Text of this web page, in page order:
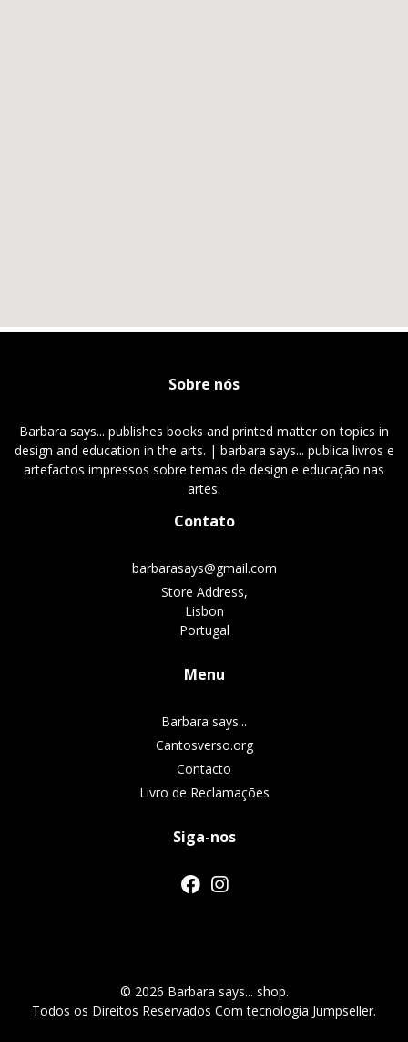
Sobre nós
Barbara says... publishes books and printed matter on topics in
design and education in the arts. | barbara says... publica livros e
artefactos impressos sobre temas de design e educação nas
artes.
Contato
barbarasays@gmail.com
Store Address,
Lisbon
Portugal
Menu
Barbara says...
Cantosverso.org
Contacto
Livro de Reclamações
Siga-nos
© 2026 Barbara says... shop.
Todos os Direitos Reservados Com tecnologia Jumpseller.